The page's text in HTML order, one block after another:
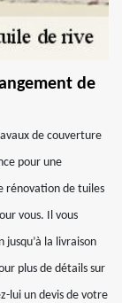
de
de couverture
pour une
rénovation de tuiles
vous. Il vous
la livraison
plus de détails sur
lui un devis de votre